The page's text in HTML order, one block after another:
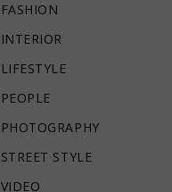
FASHION
INTERIOR
LIFESTYLE
PEOPLE
PHOTOGRAPHY
STREET STYLE
VIDEO